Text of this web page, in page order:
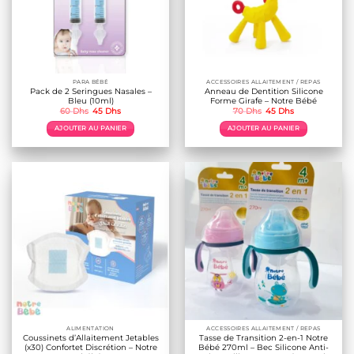
sur
la
page
du
PARA BÉBÉ
Pack de 2 Seringues Nasales –
Bleu (10ml)
60Dhs Le
initial
était :
60 Dhs.
45 DhsLe
actuel
est :
45 Dhs.
AJOUTER AU PANIER
ACCESSOIRES ALLAITEMENT / REPAS
Anneau de Dentition Silicone
Forme Girafe – Notre Bébé
70Dhs Le
initial
était :
70 Dhs.
45 DhsLe
actuel
est :
45 Dhs.
AJOUTER AU PANIER
ALIMENTATION
Coussinets d’Allaitement Jetables
(x30) Confortet Discrétion – Notre
ACCESSOIRES ALLAITEMENT / REPAS
Tasse de Transition 2-en-1 Notre
Bébé 270ml – Bec Silicone Anti-